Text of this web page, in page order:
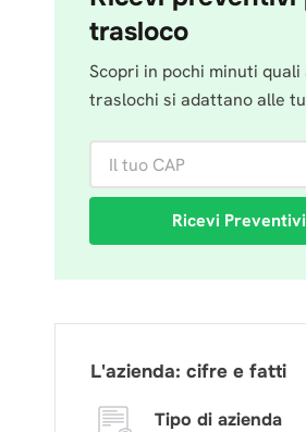
trasloco
Scopri in pochi minuti quali
traslochi si adattano alle
Il tuo CAP
Ricevi Preventivi
L'azienda: cifre e fatti
Tipo di azienda